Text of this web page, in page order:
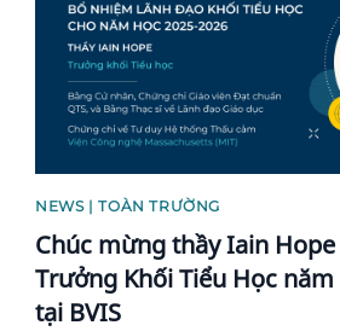
NEWS | TOÀN TRƯỜNG
Chúc mừng thầy Iain
Trưởng Khối Tiểu Học
tại BVIS